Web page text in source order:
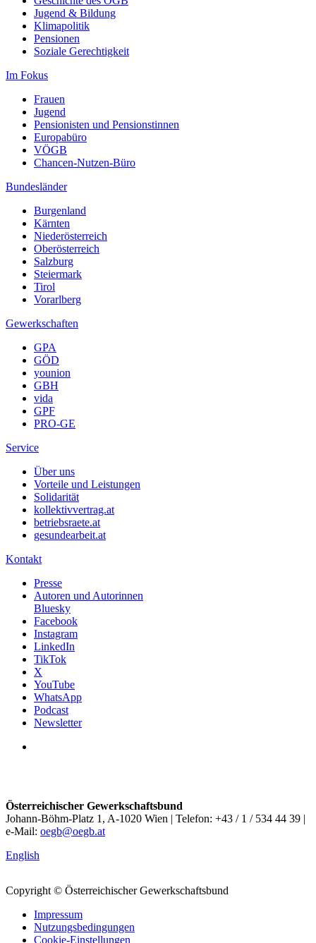
Jugend & Bildung
Klimapolitik
Pensionen
Soziale Gerechtigkeit
Im Fokus
Frauen
Jugend
Pensionisten und Pensionstinnen
Europabüro
VÖGB
Chancen-Nutzen-Büro
Bundesländer
Burgenland
Kärnten
Niederösterreich
Oberösterreich
Salzburg
Steiermark
Tirol
Vorarlberg
Gewerkschaften
GPA
GÖD
younion
GBH
vida
GPF
PRO-GE
Service
Über uns
Vorteile und Leistungen
Solidarität
kollektivvertrag.at
betriebsraete.at
gesundearbeit.at
Kontakt
Presse
Autoren und Autorinnen
Bluesky
Facebook
Instagram
LinkedIn
TikTok
X
YouTube
WhatsApp
Podcast
Newsletter
Österreichischer Gewerkschaftsbund
Johann-Böhm-Platz 1, A-1020 Wien | Telefon: +43 / 1 / 534 44 39 |
e-Mail: oegb@oegb.at
English
Copyright © Österreichischer Gewerkschaftsbund
Impressum
Nutzungsbedingungen
Cookie-Einstellungen